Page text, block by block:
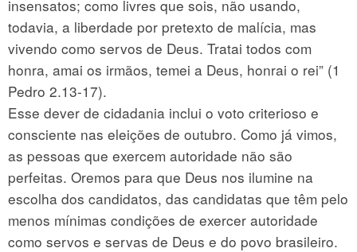
insensatos; como livres que sois, não usando,
todavia, a liberdade por pretexto de malícia, mas
vivendo como servos de Deus. Tratai todos com
honra, amai os irmãos, temei a Deus, honrai o rei” (1
Pedro 2.13-17).
Esse dever de cidadania inclui o voto criterioso e
consciente nas eleições de outubro. Como já vimos,
as pessoas que exercem autoridade não são
perfeitas. Oremos para que Deus nos ilumine na
escolha dos candidatos, das candidatas que têm pelo
menos mínimas condições de exercer autoridade
como servos e servas de Deus e do povo brasileiro.